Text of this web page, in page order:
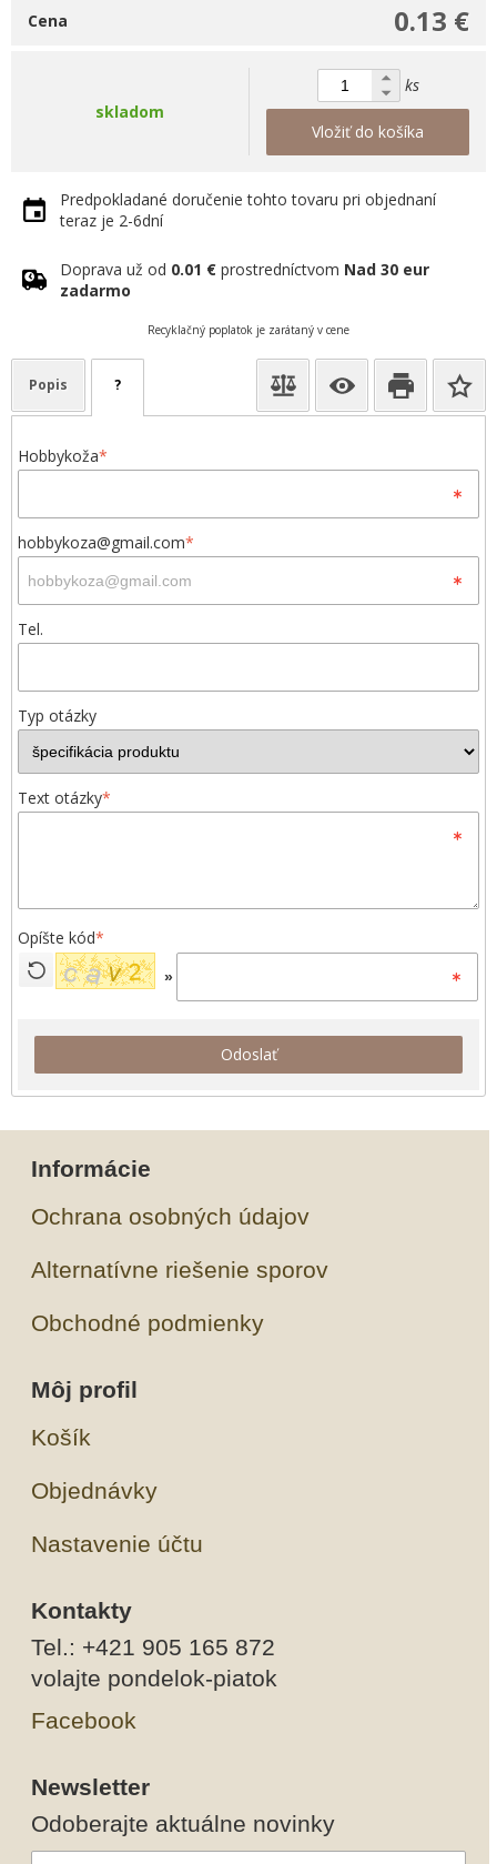
0.13 €
Cena
skladom
ks
Vložiť do košíka
Predpokladané doručenie tohto tovaru pri objednaní
teraz je 2-6dní
Doprava už od 0.01 € prostredníctvom Nad 30 eur
zadarmo
Recyklačný poplatok je zarátaný v cene
Popis ?
Hobbykoža*
hobbykoza@gmail.com*
Tel.
Typ otázky
Text otázky*
Opíšte kód*
»
Odoslať
Informácie
Ochrana osobných údajov
Alternatívne riešenie sporov
Obchodné podmienky
Môj profil
Košík
Objednávky
Nastavenie účtu
Kontakty
Tel.: +421 905 165 872
volajte pondelok-piatok
Facebook
Newsletter
Odoberajte aktuálne novinky